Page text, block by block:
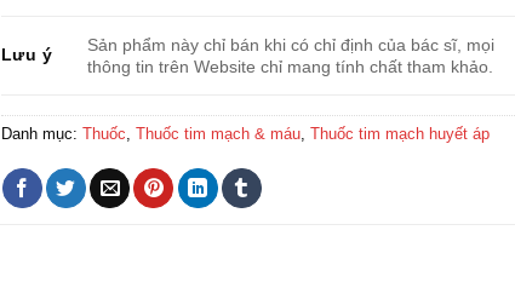
Lưu ý
Sản phẩm này chỉ bán khi có chỉ định của bác sĩ, mọi
thông tin trên Website chỉ mang tính chất tham khảo.
Danh mục: Thuốc, Thuốc tim mạch & máu, Thuốc tim mạch huyết áp